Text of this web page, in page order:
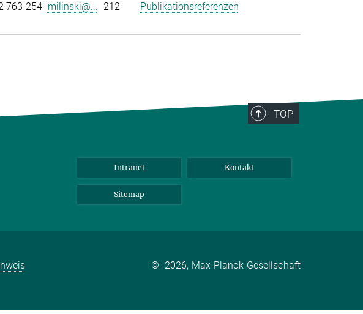
763-254 milinski@... 212 Publikationsreferenzen
TOP
Intranet Kontakt
Sitemap
© 2026, Max-Planck-Gesellschaft